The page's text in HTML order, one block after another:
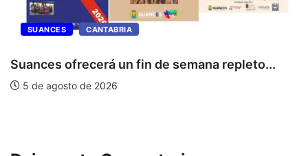
SUANCES CANTABRIA
Suances ofrecerá un fin de semana repleto...
5 de agosto de 2026